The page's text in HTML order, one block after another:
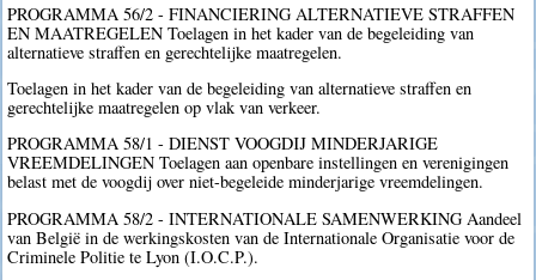
PROGRAMMA 56/2 - FINANCIERING ALTERNATIEVE STRAFFEN
EN MAATREGELEN Toelagen in het kader van de begeleiding van
alternatieve straffen en gerechtelijke maatregelen.
Toelagen in het kader van de begeleiding van alternatieve straffen en
gerechtelijke maatregelen op vlak van verkeer.
PROGRAMMA 58/1 - DIENST VOOGDIJ MINDERJARIGE
VREEMDELINGEN Toelagen aan openbare instellingen en verenigingen
belast met de voogdij over niet-begeleide minderjarige vreemdelingen.
PROGRAMMA 58/2 - INTERNATIONALE SAMENWERKING Aandeel
van België in de werkingskosten van de Internationale Organisatie voor de
Criminele Politie te Lyon (I.O.C.P.).